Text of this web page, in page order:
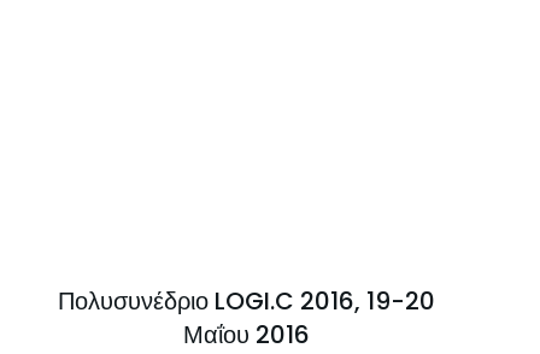
Πολυσυνέδριο LOGI.C 2016, 19-20
Μαΐου 2016